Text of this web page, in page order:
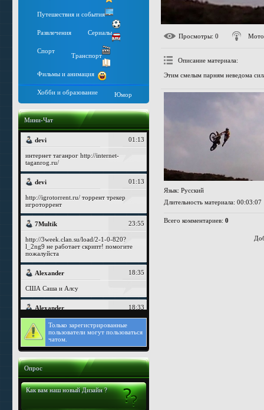
Путешествия и события
Развлечения Сериалы
Спорт
Транспорт
Фильмы и анимация
Хобби и образование Юмор
Мини-Чат
Только зарегистрированные
пользователи могут пользоваться
чатом.
Опрос
Как вам наш новый Дизайн ?
Просмотры: 0
Описание материала:
Этим смелым парням неведома
Язык: Русский
Длительность материала: 00:03:07
Всего комментариев: 0